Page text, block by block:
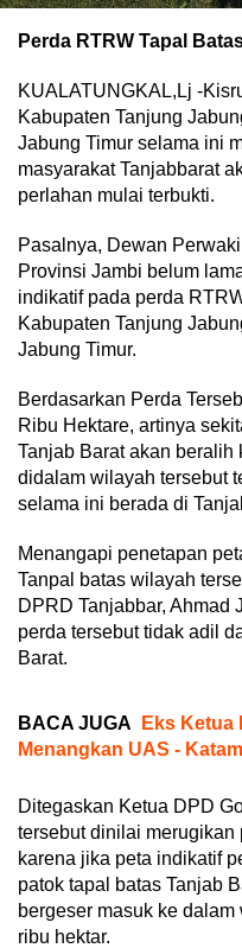
Perda RTRW Tapal
KUALATUNGKAL,Lj -
Kabupaten Tanjung
Jabung Timur selama ini
masyarakat Tanjabbarat
perlahan mulai terbukti.
Pasalnya, Dewan
Provinsi Jambi belum
indikatif pada perda
Kabupaten Tanjung
Jabung Timur.
Berdasarkan Perda
Ribu Hektare, artinya
Tanjab Barat akan beralih
didalam wilayah tersebut
selama ini berada di
Menangapi penetapan
Tanpal batas wilayah
DPRD Tanjabbar, Ahmad
perda tersebut tidak adil
Barat.
BACA JUGA
Eks Ketua
Menangkan UAS -
Ditegaskan Ketua DPD
tersebut dinilai merugikan
karena jika peta indikatif
patok tapal batas Tanjab
bergeser masuk ke
ribu hektar.